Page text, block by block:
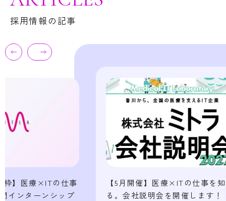
採用情報の記事
【5月開催】医療×ITの仕事を知
る。会社説明会を開催します！
【2026年
フェア出